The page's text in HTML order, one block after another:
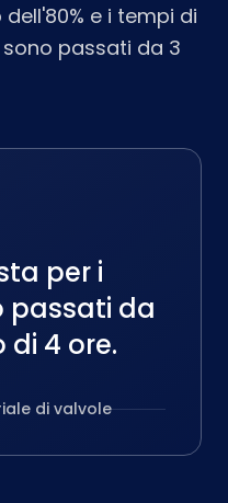
e i tempi di
passati da 3
per i
passati da
di 4 ore.
di valvole